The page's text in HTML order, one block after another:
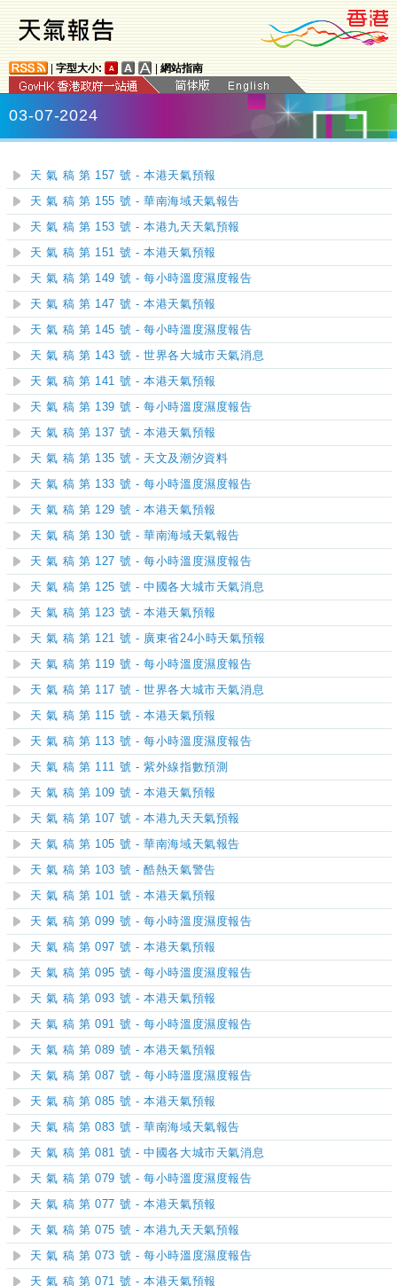
字型大小: 網站指南
03-07-2024
天 氣 稿 第 157 號 - 本港天氣預報
天 氣 稿 第 155 號 - 華南海域天氣報告
天 氣 稿 第 153 號 - 本港九天天氣預報
天 氣 稿 第 151 號 - 本港天氣預報
天 氣 稿 第 149 號 - 每小時溫度濕度報告
天 氣 稿 第 147 號 - 本港天氣預報
天 氣 稿 第 145 號 - 每小時溫度濕度報告
天 氣 稿 第 143 號 - 世界各大城市天氣消息
天 氣 稿 第 141 號 - 本港天氣預報
天 氣 稿 第 139 號 - 每小時溫度濕度報告
天 氣 稿 第 137 號 - 本港天氣預報
天 氣 稿 第 135 號 - 天文及潮汐資料
天 氣 稿 第 133 號 - 每小時溫度濕度報告
天 氣 稿 第 129 號 - 本港天氣預報
天 氣 稿 第 130 號 - 華南海域天氣報告
天 氣 稿 第 127 號 - 每小時溫度濕度報告
天 氣 稿 第 125 號 - 中國各大城市天氣消息
天 氣 稿 第 123 號 - 本港天氣預報
天 氣 稿 第 121 號 - 廣東省24小時天氣預報
天 氣 稿 第 119 號 - 每小時溫度濕度報告
天 氣 稿 第 117 號 - 世界各大城市天氣消息
天 氣 稿 第 115 號 - 本港天氣預報
天 氣 稿 第 113 號 - 每小時溫度濕度報告
天 氣 稿 第 111 號 - 紫外線指數預測
天 氣 稿 第 109 號 - 本港天氣預報
天 氣 稿 第 107 號 - 本港九天天氣預報
天 氣 稿 第 105 號 - 華南海域天氣報告
天 氣 稿 第 103 號 - 酷熱天氣警告
天 氣 稿 第 101 號 - 本港天氣預報
天 氣 稿 第 099 號 - 每小時溫度濕度報告
天 氣 稿 第 097 號 - 本港天氣預報
天 氣 稿 第 095 號 - 每小時溫度濕度報告
天 氣 稿 第 093 號 - 本港天氣預報
天 氣 稿 第 091 號 - 每小時溫度濕度報告
天 氣 稿 第 089 號 - 本港天氣預報
天 氣 稿 第 087 號 - 每小時溫度濕度報告
天 氣 稿 第 085 號 - 本港天氣預報
天 氣 稿 第 083 號 - 華南海域天氣報告
天 氣 稿 第 081 號 - 中國各大城市天氣消息
天 氣 稿 第 079 號 - 每小時溫度濕度報告
天 氣 稿 第 077 號 - 本港天氣預報
天 氣 稿 第 075 號 - 本港九天天氣預報
天 氣 稿 第 073 號 - 每小時溫度濕度報告
天 氣 稿 第 071 號 - 本港天氣預報